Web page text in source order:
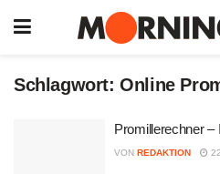
Schlagwort:Online
Promillerechner –
VON REDAKTION